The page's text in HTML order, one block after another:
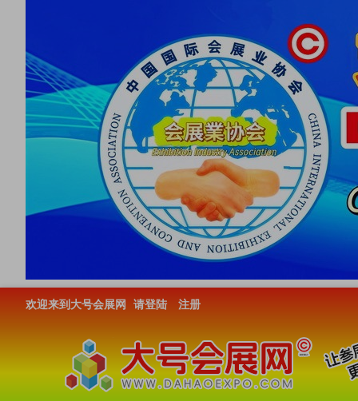
欢迎来到大号会展网 请登陆 注册